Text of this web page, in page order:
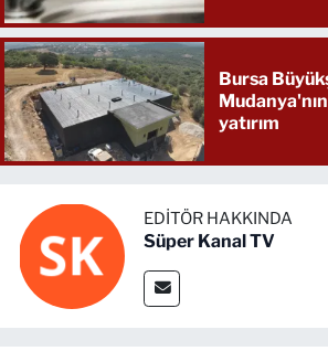
Bursa
yatırım
EDITÖR HAKKINDA
Süper Kanal TV